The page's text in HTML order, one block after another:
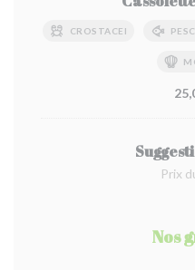
CROSTACEI
Prix
Nos